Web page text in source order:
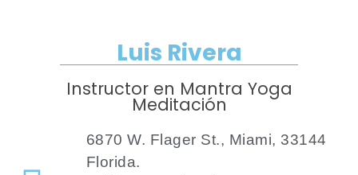
Luis Rivera
Instructor en Mantra Yoga
Meditación
6870 W. Flager St., Miami, 33144
Florida.